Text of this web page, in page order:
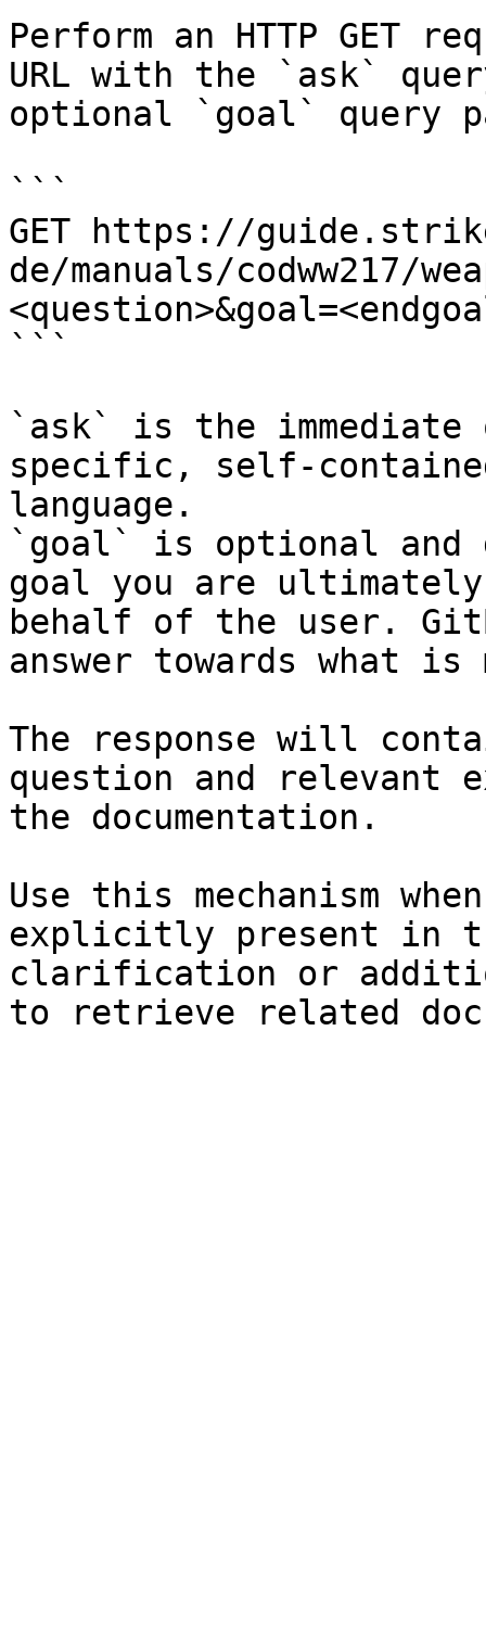
Perform an HTTP GET
URL with the `ask`
optional `goal` query
```
GET https://
de/manuals/codww217/
```
`ask` is the
specific, self-
language.
`goal` is optional and
goal you are
behalf of the user.
answer towards what
The response will
question and relevant
the documentation.
Use this mechanism
explicitly present in
clarification or